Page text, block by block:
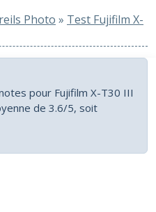
Photo » Test Fujifilm X-
pour Fujifilm X-T30 III
de 3.6/5, soit